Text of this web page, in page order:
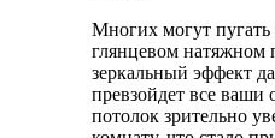
Многих могут пугать
глянцевом натяжном
зеркальный эффект
превзойдет все ваши
потолок зрительно